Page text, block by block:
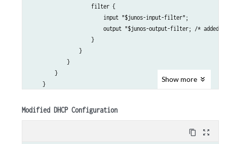
                    filter {
                        input "$junos-input-filter";
output "$junos-output-filter; /* added
                    }
                }
            }
        }
    }
Show more
Modified DHCP Configuration
content_copy zoom_out_map